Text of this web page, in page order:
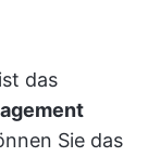
das
Sie das